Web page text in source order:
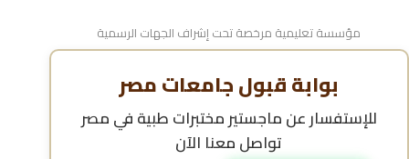
مؤسسة تعليمية مرخصة تحت إشراف الجهات الرسمية
بوابة قبول جامعات مصر
للإستفسار عنماجستير مختبرات طبية في مصر
تواصل معنا الآن